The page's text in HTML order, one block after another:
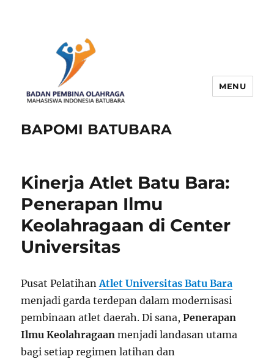
BAPOMI BATUBARA
MENU
Kinerja Atlet Batu Bara:
Penerapan Ilmu
Keolahragaan di Center
Universitas
Pusat PelatihanAtlet Universitas Batu Bara
menjadi garda terdepan dalam modernisasi
pembinaan atlet daerah. Di sana,Penerapan
Ilmu Keolahragaan menjadi landasan utama
bagi setiap regimen latihan dan